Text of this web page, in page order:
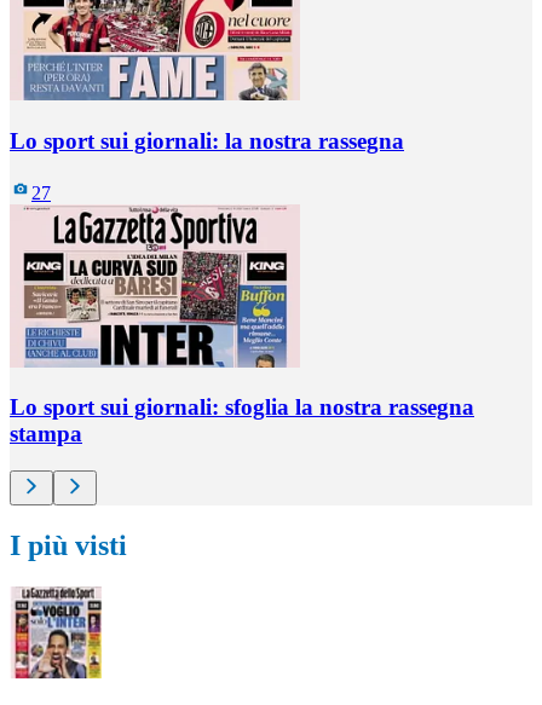
Lo sport sui giornali: la nostra rassegna
27
Lo sport sui giornali: sfoglia la nostra rassegna
stampa
I più visti